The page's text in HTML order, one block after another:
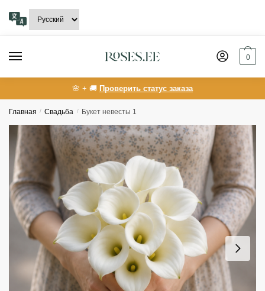
navigation
content
0
🌸 + 🚚 Проверить статус заказа
Главная / Свадьба / Букет невесты 1